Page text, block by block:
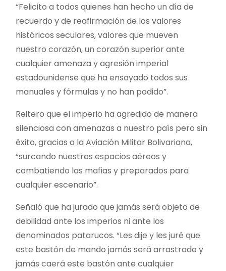
“Felicito a todos quienes han hecho un día de
recuerdo y de reafirmación de los valores
históricos seculares, valores que mueven
nuestro corazón, un corazón superior ante
cualquier amenaza y agresión imperial
estadounidense que ha ensayado todos sus
manuales y fórmulas y no han podido”.
Reitero que el imperio ha agredido de manera
silenciosa con amenazas a nuestro país pero sin
éxito, gracias a la Aviación Militar Bolivariana,
“surcando nuestros espacios aéreos y
combatiendo las mafias y preparados para
cualquier escenario”.
Señaló que ha jurado que jamás será objeto de
debilidad ante los imperios ni ante los
denominados patarucos. “Les dije y les juré que
este bastón de mando jamás será arrastrado y
jamás caerá este bastón ante cualquier